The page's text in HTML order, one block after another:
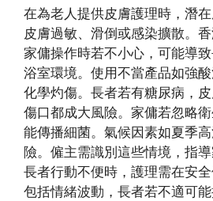
在為老人提供皮膚護理時，潛
皮膚過敏、滑倒或感染擴散。
家傭操作時若不小心，可能導
浴室環境。使用不當產品如強
化學灼傷。長者若有糖尿病，
傷口都成大風險。家傭若忽略
能傳播細菌。氣候因素如夏季
險。僱主需識別這些情境，指
長者行動不便時，護理需在安
包括情緒波動，長者若不適可